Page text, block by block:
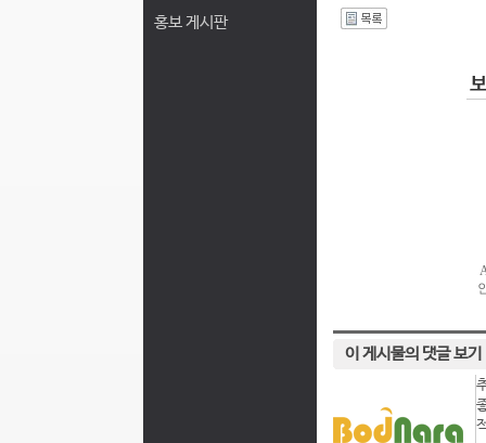
홍보 게시판
이 게시물의 댓글 보기